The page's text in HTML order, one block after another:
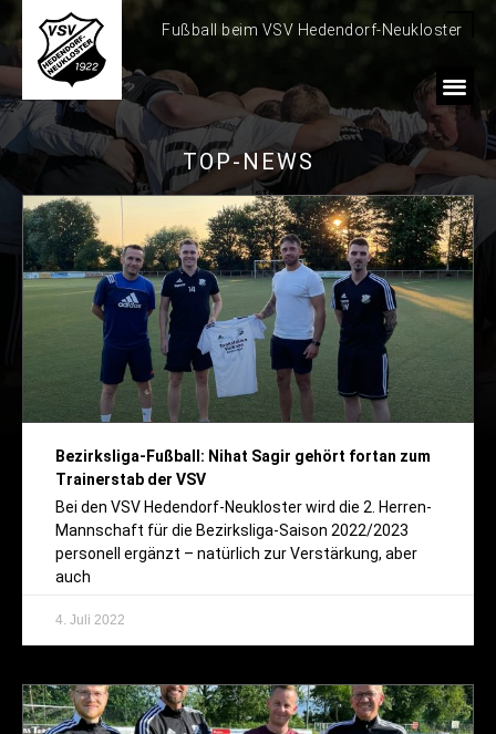
Fußball beim VSV Hedendorf-Neukloster
TOP-NEWS
Bezirksliga-Fußball: Nihat Sagir gehört fortan zum
Trainerstab der VSV
Bei den VSV Hedendorf-Neukloster wird die 2. Herren-
Mannschaft für die Bezirksliga-Saison 2022/2023
personell ergänzt – natürlich zur Verstärkung, aber
auch
4. Juli 2022